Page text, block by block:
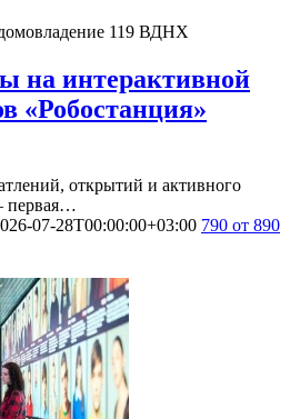
119 ВДНХ
на интерактивной
«Робостанция»
открытий и активного
первая…
07-28T00:00:00+03:00 790 от 890